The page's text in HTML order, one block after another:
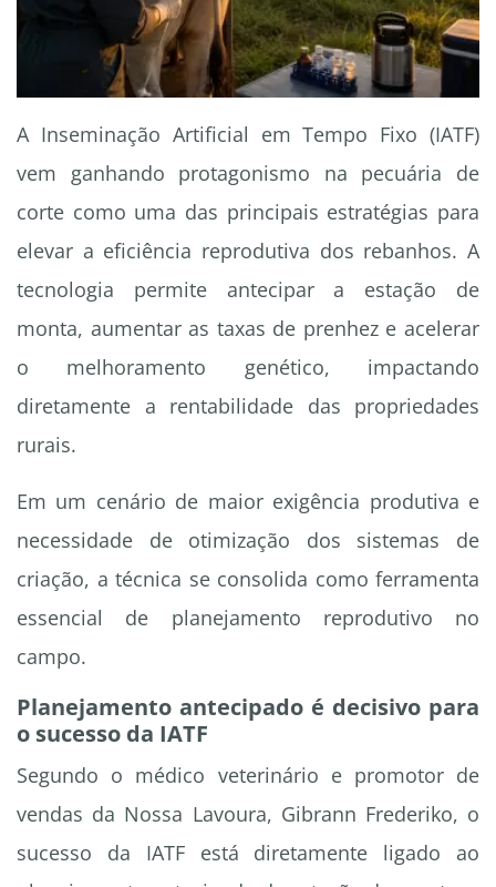
A Inseminação Artificial em Tempo Fixo (IATF)
vem ganhando protagonismo na pecuária de
corte como uma das principais estratégias para
elevar a eficiência reprodutiva dos rebanhos. A
tecnologia permite antecipar a estação de
monta, aumentar as taxas de prenhez e acelerar
o melhoramento genético, impactando
diretamente a rentabilidade das propriedades
rurais.
Em um cenário de maior exigência produtiva e
necessidade de otimização dos sistemas de
criação, a técnica se consolida como ferramenta
essencial de planejamento reprodutivo no
campo.
Planejamento antecipado é decisivo para
o sucesso da IATF
Segundo o médico veterinário e promotor de
vendas da Nossa Lavoura, Gibrann Frederiko, o
sucesso da IATF está diretamente ligado ao